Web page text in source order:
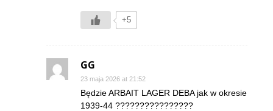
+5
GG
23 maja 2026 at 21:52
Będzie ARBAIT LAGER DEBA jak w okresie
1939-44 ????????????????